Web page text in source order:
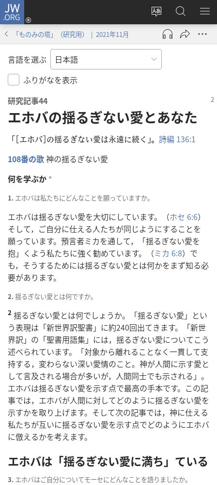
JW.ORG
サ
イ
ト
の
言
え
る
ロ
グ
ン
し
で
開
く）
JW.ORG
の
検
メ
を
「ものみの塔」（研究用） | 2021年11月
言語を選ぶ
ふりがなを表示
研究記事44
エホバの揺るぎない愛とあなた
「[エホバ]の揺るぎない愛は永遠に続く」。 詩編 136:1
108番の歌神の揺るぎない愛
何を学ぶか a
1. エホバは私たちにどんなことを願っていますか。
エホバは揺るぎない愛を大切にしています。（ホセ 6:6）
そして，ご自分に仕える人たちが同じようにすることを
願っています。 預言者ミカを通して，「揺るぎない愛を
抱」くよう私たちに強く 勧めています。（ミカ 6:8）で
も，そうするためには揺るぎない愛とは何かをまず知る必
要があります。
2.揺るぎない愛とは何ですか。
2 揺るぎない愛とは何でしょうか。「揺るぎない愛 」とい
う表現は「新世界訳聖書 」に約240回出てきます。「新世
界訳 」の「聖書用語集」には， 揺るぎない愛についてこう
述べられています。「対象から離れることなく 一貫して支
持する， 変わらない深い愛情のこと。 神が人間に示す愛と
して言及される場合が多いが， 人間同士でも示される」。
エホバは揺るぎない愛を示す点で最高の手本です。この記
事では，エホバが人間に対してどのように揺るぎない愛を
示すかを取り 上げます。そして次の記事では， 神に仕える
私たちが互いに揺るぎない愛を示す点でどのようにエホバ
に倣えるかを考えます。
エホバは「揺るぎない愛に満ち」ている
3. エホバはご自分についてモーセにどんなことを語りましたか。